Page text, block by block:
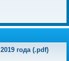
года (.pdf)